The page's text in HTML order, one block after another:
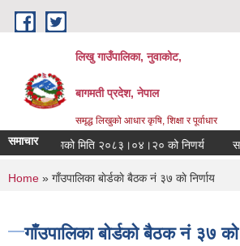
Skip to main content
लिखु गाउँपालिका, नुवाकोट,
बागमती प्रदेश, नेपाल
समृद्ध लिखुको आधार कृषि, शिक्षा र पूर्वाधार
समाचार
गाँउपालिकाको मिति २०८३।०४।२० को निणर्य
You are here
Home » गाँउपालिका बाेर्डकाे बैठक नं ३७ काे निर्णाय
गाँउपालिका बाेर्डकाे बैठक नं ३७ काे